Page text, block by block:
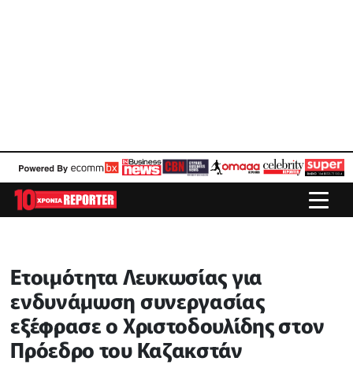
Ετοιμότητα Λευκωσίας για
ενδυνάμωση συνεργασίας
εξέφρασε ο Χριστοδουλίδης στον
Πρόεδρο του Καζακστάν